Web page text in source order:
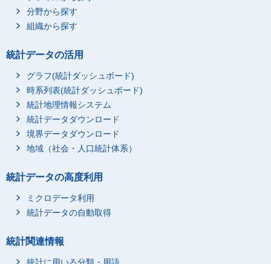
分野から探す
組織から探す
統計データの活用
グラフ(統計ダッシュボード)
時系列表(統計ダッシュボード)
統計地理情報システム
統計データダウンロード
境界データダウンロード
地域（社会・人口統計体系）
統計データの高度利用
ミクロデータ利用
統計データの自動取得
統計関連情報